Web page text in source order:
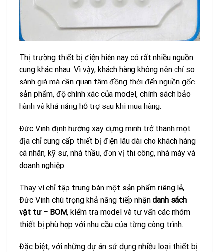
Thị trường thiết bị điện hiện nay có rất nhiều nguồn
cung khác nhau. Vì vậy, khách hàng không nên chỉ so
sánh giá mà cần quan tâm đồng thời đến nguồn gốc
sản phẩm, độ chính xác của model, chính sách bảo
hành và khả năng hỗ trợ sau khi mua hàng.
Đức Vinh định hướng xây dựng mình trở thành một
địa chỉ cung cấp thiết bị điện lâu dài cho khách hàng
cá nhân, kỹ sư, nhà thầu, đơn vị thi công, nhà máy và
doanh nghiệp.
Thay vì chỉ tập trung bán một sản phẩm riêng lẻ,
Đức Vinh chú trọng khả năng tiếp nhận danh sách
vật tư – BOM, kiểm tra model và tư vấn các nhóm
thiết bị phù hợp với nhu cầu của từng công trình.
Đặc biệt, với những dự án sử dụng nhiều loại thiết bị